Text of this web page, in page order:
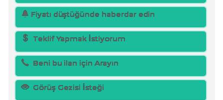
Fiyatı düştüğünde haberdar edin
Teklif Yapmak İstiyorum
Beni bu ilan için Arayın
Görüş Gezisi İsteği